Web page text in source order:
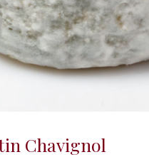
Chavignol